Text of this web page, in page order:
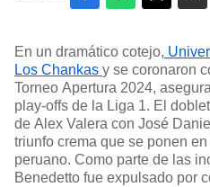
En un dramático cotejo,
Los Chankas y se coronaron
Torneo Apertura 2024,
play-offs de la Liga 1. El
de Alex Valera con José
triunfo crema que se ponen
peruano. Como parte de las
Benedetto fue expulsado por